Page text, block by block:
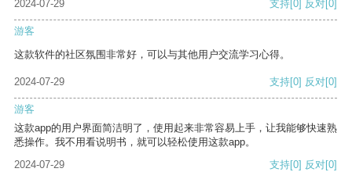
2024-07-29 支持[0] 反对[0]
游客
这款软件的社区氛围非常好，可以与其他用户交流学习心得。
2024-07-29 支持[0] 反对[0]
游客
这款app的用户界面简洁明了，使用起来非常容易上手，让我能够快速熟
悉操作。我不用看说明书，就可以轻松使用这款app。
2024-07-29
支持[0] 反对[0]